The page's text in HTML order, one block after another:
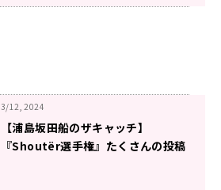
3/12, 2024
【浦島坂田船のザキャッチ】
『Shoutër選手権』たくさんの投稿